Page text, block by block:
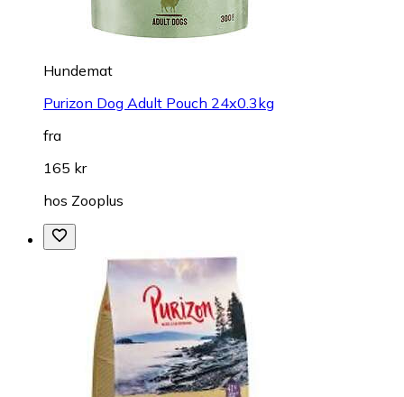
Hundemat
Purizon Dog Adult Pouch 24x0.3kg
fra
165 kr
hos Zooplus